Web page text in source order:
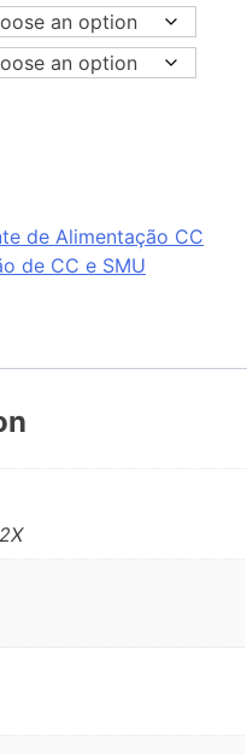
de Alimentação CC
de CC e SMU